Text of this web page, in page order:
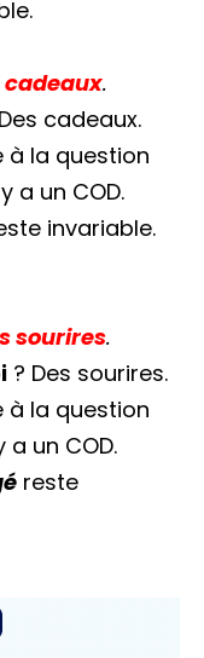
cadeaux.
cadeaux.
à la question
a un COD.
invariable.
sourires.
? Des sourires.
à la question
a un COD.
reste